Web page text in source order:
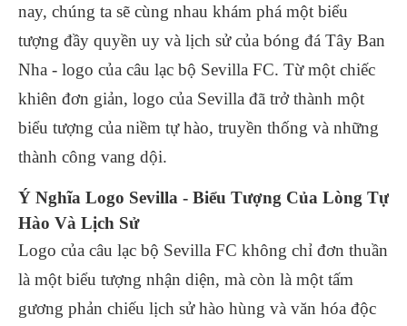
nay, chúng ta sẽ cùng nhau khám phá một biểu
tượng đầy quyền uy và lịch sử của bóng đá Tây Ban
Nha - logo của câu lạc bộ Sevilla FC. Từ một chiếc
khiên đơn giản, logo của Sevilla đã trở thành một
biểu tượng của niềm tự hào, truyền thống và những
thành công vang dội.
Ý Nghĩa Logo Sevilla - Biểu Tượng Của Lòng Tự
Hào Và Lịch Sử
Logo của câu lạc bộ Sevilla FC không chỉ đơn thuần
là một biểu tượng nhận diện, mà còn là một tấm
gương phản chiếu lịch sử hào hùng và văn hóa độc